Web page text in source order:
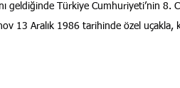
geldiğinde Türkiye Cumhuriyeti’nin 8.
13 Aralık 1986 tarihinde özel uçakla,